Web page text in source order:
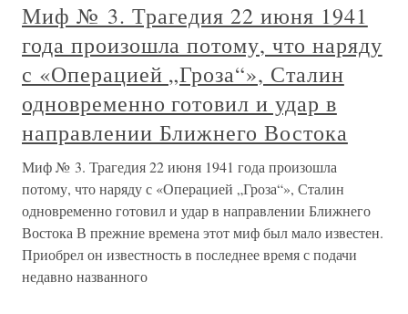
Миф № 3. Трагедия 22 июня 1941
года произошла потому, что наряду
с «Операцией „Гроза“», Сталин
одновременно готовил и удар в
направлении Ближнего Востока
Миф № 3. Трагедия 22 июня 1941 года произошла
потому, что наряду с «Операцией „Гроза“», Сталин
одновременно готовил и удар в направлении Ближнего
Востока В прежние времена этот миф был мало известен.
Приобрел он известность в последнее время с подачи
недавно названного